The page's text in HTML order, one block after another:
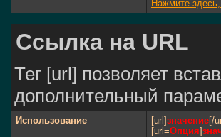
Нажмите
Ссылка на URL
Тег [url] позволяет
дополнительный
Использование [url]значение[/
[url=Опция]